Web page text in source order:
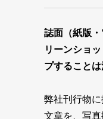
誌面（紙版
リーンショ
プすることは
弊社刊行物
文章を、写